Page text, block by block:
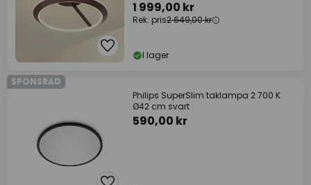
1 999,00 kr
Rek. pris2 649,00 kr
I lager
SPONSRAD
Philips SuperSlim taklampa 2 700 K
Ø42 cm svart
590,00 kr